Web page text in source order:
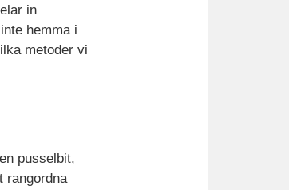
in
hemma i
metoder vi
pusselbit,
rangordna